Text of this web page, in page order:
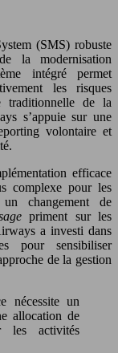
(SMS) robuste
la modernisation
intégré permet
les risques
traditionnelle de la
s’appuie sur une
volontaire et
efficace
complexe pour les
un changement de
priment sur les
a investi dans
pour sensibiliser
de la gestion
nécessite un
allocation de
les activités